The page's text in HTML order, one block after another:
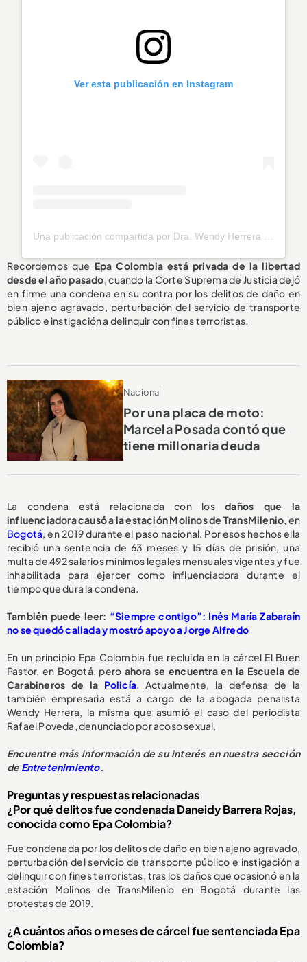
Ver esta publicación en Instagram
Una publicación compartida por Dra. Wendy Herrera | La Abogada de los Colombianos (@wendy_herrera_lawyer)
Recordemos que Epa Colombia está privada de la libertad
desde el año pasado, cuando la Corte Suprema de Justicia dejó
en firme una condena en su contra por los delitos de daño en
bien ajeno agravado, perturbación del servicio de transporte
público e instigación a delinquir con fines terroristas.
Nacional
Por una placa de moto:
Marcela Posada contó que
tiene millonaria deuda
La condena está relacionada con losdaños que la
influenciadora causó a la estación Molinos de TransMilenio, en
Bogotá, en 2019 durante el paso nacional. Por esos hechos ella
recibió una sentencia de 63 meses y 15 días de prisión, una
multa de 492 salarios mínimos legales mensuales vigentes y fue
inhabilitada para ejercer como influenciadora durante el
tiempo que dura la condena.
También puede leer: “Siempre contigo”: Inés María Zabaraín
no se quedó callada y mostró apoyo a Jorge Alfredo
En un principio Epa Colombia fue recluida en la cárcel El Buen
Pastor, en Bogotá, pero ahora se encuentra en la Escuela de
Carabineros de la Policía. Actualmente, la defensa de la
también empresaria está a cargo de la abogada penalista
Wendy Herrera, la misma que asumió el caso del periodista
Rafael Poveda, denunciado por acoso sexual.
Encuentre más información de su interés en nuestra sección
deEntretenimiento.
Preguntas y respuestas relacionadas
¿Por qué delitos fue condenada Daneidy Barrera Rojas,
conocida como Epa Colombia?
Fue condenada por los delitos de daño en bien ajeno agravado,
perturbación del servicio de transporte público e instigación a
delinquir con fines terroristas, tras los daños que ocasionó en la
estación Molinos de TransMilenio en Bogotá durante las
protestas de 2019.
¿A cuántos años o meses de cárcel fue sentenciada Epa
Colombia?